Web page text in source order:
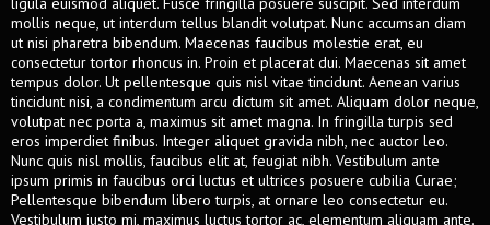
mollis neque, ut interdum tellus blandit volutpat. Nunc accumsan diam
ut nisi pharetra bibendum. Maecenas faucibus molestie erat, eu
consectetur tortor rhoncus in. Proin et placerat dui. Maecenas sit amet
tempus dolor. Ut pellentesque quis nisl vitae tincidunt. Aenean varius
tincidunt nisi, a condimentum arcu dictum sit amet. Aliquam dolor neque,
volutpat nec porta a, maximus sit amet magna. In fringilla turpis sed
eros imperdiet finibus. Integer aliquet gravida nibh, nec auctor leo.
Nunc quis nisl mollis, faucibus elit at, feugiat nibh. Vestibulum ante
ipsum primis in faucibus orci luctus et ultrices posuere cubilia Curae;
Pellentesque bibendum libero turpis, at ornare leo consectetur eu.
Vestibulum justo mi, maximus luctus tortor ac, elementum aliquam ante.